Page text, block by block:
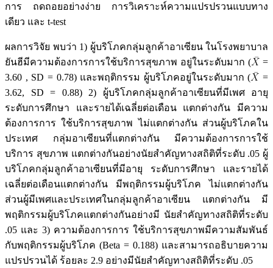
การ ถดถอยอย่างง่าย การวิเคราะห์ความแปรปรวนแบบทาง
เดียว และ t-test
ผลการวิจัย พบว่า 1) ผู้บริโภคกลุ่มลูกค้าอาเซียน ในโรงพยาบาล
ยันฮีมีความต้องการการใช้บริการสุขภาพ อยู่ในระดับมาก (
=
3.60 , SD = 0.78) และพฤติกรรม ผู้บริโภคอยู่ในระดับมาก (
=
3.62, SD = 0.88) 2) ผู้บริโภคกลุ่มลูกค้าอาเซียนที่มีเพศ อายุ
ระดับการศึกษา และรายได้เฉลี่ยต่อเดือน แตกต่างกัน มีความ
ต้องการการ ใช้บริการสุขภาพ ไม่แตกต่างกัน ส่วนผู้บริโภคใน
ประเทศ กลุ่มอาเซียนที่แตกต่างกัน มีความต้องการการใช้
บริการ สุขภาพ แตกต่างกันอย่างนัยสำคัญทางสถิติที่ระดับ .05 ผู้
บริโภคกลุ่มลูกค้าอาเซียนที่มีอายุ ระดับการศึกษา และรายได้
เฉลี่ยต่อเดือนแตกต่างกัน มีพฤติกรรมผู้บริโภค ไม่แตกต่างกัน
ส่วนผู้มีเพศและประเทศในกลุ่มลูกค้าอาเซียน แตกต่างกัน มี
พฤติกรรมผู้บริโภคแตกต่างกันอย่างมี นัยสำคัญทางสถิติที่ระดับ
.05 และ 3) ความต้องการการ ใช้บริการสุขภาพมีความสัมพันธ์
กับพฤติกรรมผู้บริโภค (Beta = 0.188) และสามารถอธิบายความ
แปรปรวนได้ ร้อยละ 2.9 อย่างมีนัยสำคัญทางสถิติที่ระดับ .05